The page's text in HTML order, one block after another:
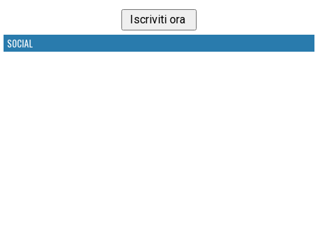
SOCIAL